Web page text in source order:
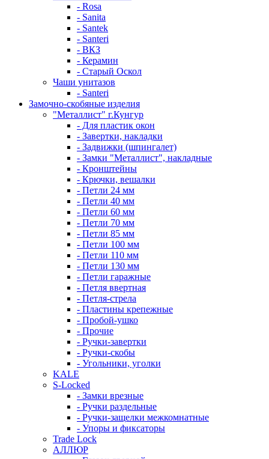
- Rosa
- Sanita
- Santek
- Santeri
- ВКЗ
- Керамин
- Старый Оскол
Чаши унитазов
- Santeri
Замочно-скобяные изделия
"Металлист" г.Кунгур
- Для пластик окон
- Завертки, накладки
- Задвижки (шпингалет)
- Замки "Металлист", накладные
- Кронштейны
- Крючки, вешалки
- Петли 24 мм
- Петли 40 мм
- Петли 60 мм
- Петли 70 мм
- Петли 85 мм
- Петли 100 мм
- Петли 110 мм
- Петли 130 мм
- Петли гаражные
- Петля ввертная
- Петля-стрела
- Пластины крепежные
- Пробой-ушко
- Прочие
- Ручки-завертки
- Ручки-скобы
- Угольники, уголки
KALE
S-Locked
- Замки врезные
- Ручки раздельные
- Ручки-защелки межкомнатные
- Упоры и фиксаторы
Trade Lock
АЛЛЮР